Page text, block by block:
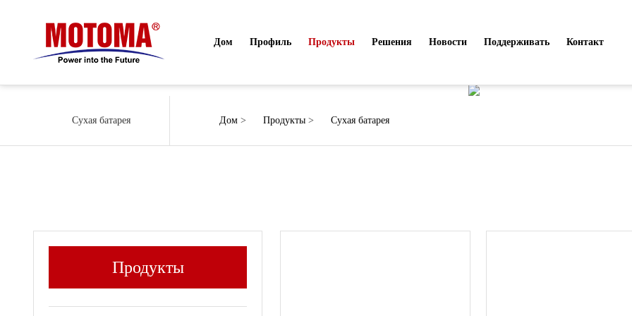
Дом Профиль Продукты Решения Новости Поддерживать Контакт
Продукты
Сухая батарея Дом > Продукты > Сухая батарея
Продукты